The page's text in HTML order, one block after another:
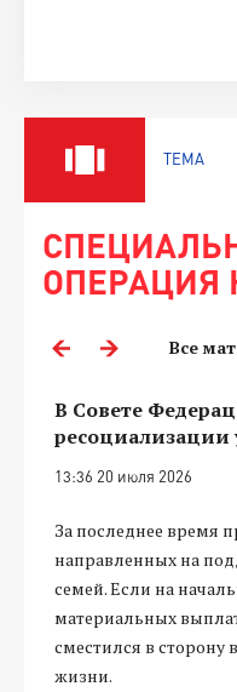
ТЕМА
ОПЕРАЦИЯ
Все
В Совете
ресоциализации
13:36 20 июля 2026
За последнее время
направленных на
семей. Если на
материальных
сместился в
жизни.